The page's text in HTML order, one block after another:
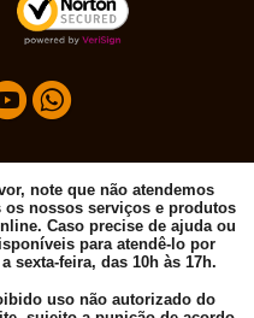
note que não atendemos
nossos serviços e produtos
Caso precise de ajuda ou
para atendê-lo por
sexta-feira, das 10h às 17h.
uso não autorizado do